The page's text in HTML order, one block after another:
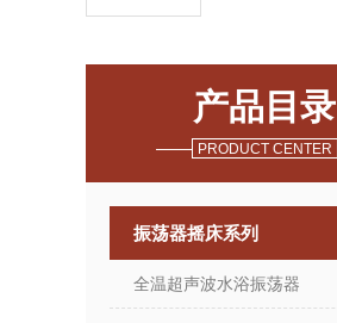
产品目录
PRODUCT CENTER
振荡器摇床系列
全温超声波水浴振荡器